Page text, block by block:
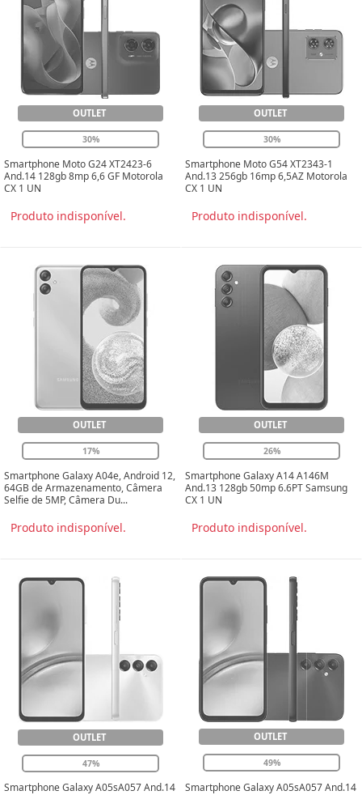
OUTLET
30%
Smartphone Moto G24 XT2423-6
And.14 128gb 8mp 6,6 GF Motorola
CX 1 UN
Produto indisponível.
OUTLET
30%
Smartphone Moto G54 XT2343-1
And.13 256gb 16mp 6,5AZ Motorola
CX 1 UN
Produto indisponível.
OUTLET
17%
Smartphone Galaxy A04e, Android 12,
64GB de Armazenamento, Câmera
Selfie de 5MP, Câmera Du...
Produto indisponível.
OUTLET
26%
Smartphone Galaxy A14 A146M
And.13 128gb 50mp 6.6PT Samsung
CX 1 UN
Produto indisponível.
OUTLET
47%
Smartphone Galaxy A05sA057 And.14
OUTLET
49%
Smartphone Galaxy A05sA057 And.14